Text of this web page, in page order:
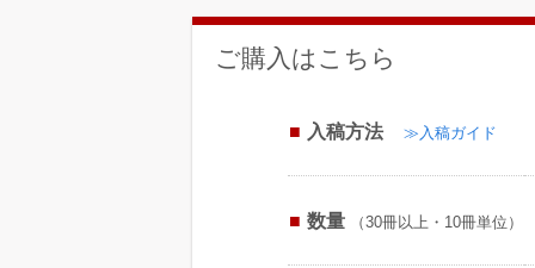
ご購入はこちら
入稿方法 ≫入稿ガイド
数量 （30冊以上・10冊単位）